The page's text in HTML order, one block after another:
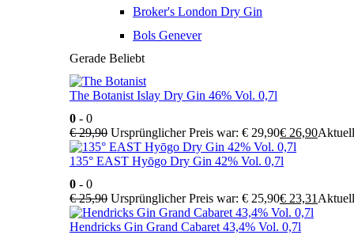
Broker's London Dry Gin
Bols Genever
Gerade Beliebt
The Botanist Islay Dry Gin 46% Vol. 0,7l
0 - 0
€29,90 Ursprünglicher Preis war: € 29,90€ 26,90
135° EAST Hyōgo Dry Gin 42% Vol. 0,7l
0 - 0
€25,90 Ursprünglicher Preis war: € 25,90€ 23,31
Hendricks Gin Grand Cabaret 43,4% Vol. 0,7l